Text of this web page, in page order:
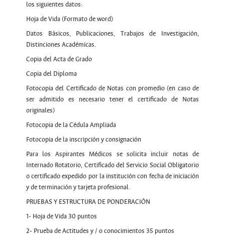
los siguientes datos:
Hoja de Vida (Formato de word)
Datos Básicos, Publicaciones, Trabajos de Investigación,
Distinciones Académicas.
Copia del Acta de Grado
Copia del Diploma
Fotocopia del Certificado de Notas con promedio (en caso de
ser admitido es necesario tener el certificado de Notas
originales)
Fotocopia de la Cédula Ampliada
Fotocopia de la inscripción y consignación
Para los Aspirantes Médicos se solicita incluir notas de
Internado Rotatorio, Certificado del Servicio Social Obligatorio
o certificado expedido por la institución con fecha de iniciación
y de terminación y tarjeta profesional.
PRUEBAS Y ESTRUCTURA DE PONDERACIÓN
1- Hoja de Vida 30 puntos
2- Prueba de Actitudes y / o conocimientos 35 puntos